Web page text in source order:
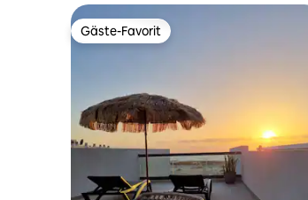
Gäste-Favorit
Gäste-Favorit